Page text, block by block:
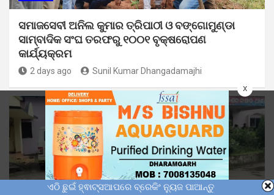
x
ସମାଜସେବୀ ଅନିଲ କୁମାର ତ୍ରିପାଠୀ ଓ ବଙ୍ଗୋମୁଣ୍ଡା
ସାମ୍ବାଦିକ ସଂଘ ତରଫରୁ ୧୦୦୧ ବୃକ୍ଷରୋପଣ
କାର୍ଯ୍ୟକ୍ରମ
2 days ago Sunil Kumar Dhangadamajhi
ଏଠି ଛୁଇଁ ହ୍ଵାଟ୍ସଆପରେ ବ୍ରେକିଂ ନ୍ୟୁଜ ପାଆନ୍ତୁ